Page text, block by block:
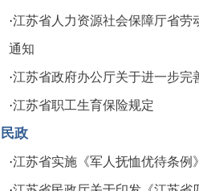
·江苏省人力资源社会保障厅省劳
通知
·江苏省政府办公厅关于进一步完
·江苏省职工生育保险规定
民政
·江苏省实施《军人抚恤优待条例